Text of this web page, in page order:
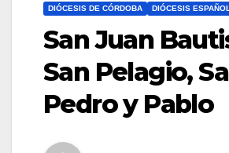
DIÓCESIS DE CÓRDOBA DIÓCESIS
San Juan
San Pelagio,
Pedro y Pablo